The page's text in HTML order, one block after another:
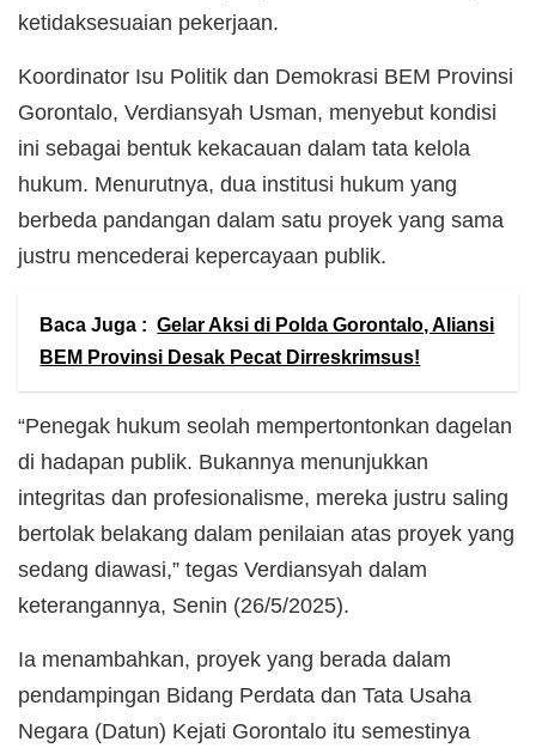
ketidaksesuaian pekerjaan.
Koordinator Isu Politik dan Demokrasi BEM Provinsi
Gorontalo, Verdiansyah Usman, menyebut kondisi
ini sebagai bentuk kekacauan dalam tata kelola
hukum. Menurutnya, dua institusi hukum yang
berbeda pandangan dalam satu proyek yang sama
justru mencederai kepercayaan publik.
Baca Juga : Gelar Aksi di Polda Gorontalo, Aliansi
BEM Provinsi Desak Pecat Dirreskrimsus!
“Penegak hukum seolah mempertontonkan dagelan
di hadapan publik. Bukannya menunjukkan
integritas dan profesionalisme, mereka justru saling
bertolak belakang dalam penilaian atas proyek yang
sedang diawasi,” tegas Verdiansyah dalam
keterangannya, Senin (26/5/2025).
Ia menambahkan, proyek yang berada dalam
pendampingan Bidang Perdata dan Tata Usaha
Negara (Datun) Kejati Gorontalo itu semestinya